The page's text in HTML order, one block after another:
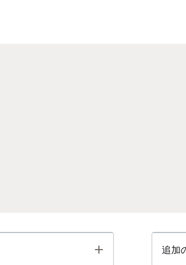
Toggle 追加